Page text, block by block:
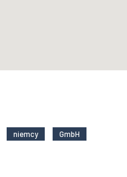
niemcy GmbH